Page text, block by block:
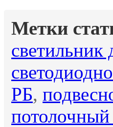
Метки
светильник
РБ,
потолочный